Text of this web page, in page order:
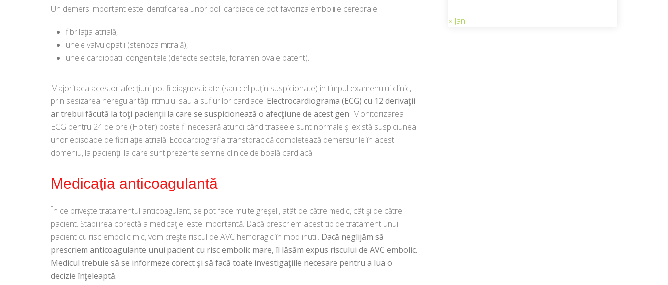
Un demers important este identificarea unor boli cardiace ce pot favoriza emboliile cerebrale:
fibrilaţia atrială,
unele valvulopatii (stenoza mitrală),
unele cardiopatii congenitale (defecte septale, foramen ovale patent).
Majoritaea acestor afecţiuni pot fi diagnosticate (sau cel puţin suspicionate) în timpul examenului clinic,
prin sesizarea neregularităţii ritmului sau a suflurilor cardiace. Electrocardiograma (ECG) cu 12 derivaţii
ar trebui făcută la toţi pacienţii la care se suspicionează o afecţiune de acest gen. Monitorizarea
ECG pentru 24 de ore (Holter) poate fi necesară atunci când traseele sunt normale şi există suspiciunea
unor episoade de fibrilaţie atrială. Ecocardiografia transtoracică completează demersurile în acest
domeniu, la pacienţii la care sunt prezente semne clinice de boală cardiacă.
Medicația anticoagulantă
În ce priveşte tratamentul anticoagulant, se pot face multe greşeli, atât de către medic, cât şi de către
pacient. Stabilirea corectă a medicaţiei este importantă. Dacă prescriem acest tip de tratament unui
pacient cu risc embolic mic, vom creşte riscul de AVC hemoragic în mod inutil. Dacă neglijăm să
prescriem anticoagulante unui pacient cu risc embolic mare, îl lăsăm expus riscului de AVC embolic.
Medicul trebuie să se informeze corect şi să facă toate investigaţiile necesare pentru a lua o
decizie înţeleaptă.
« Jan